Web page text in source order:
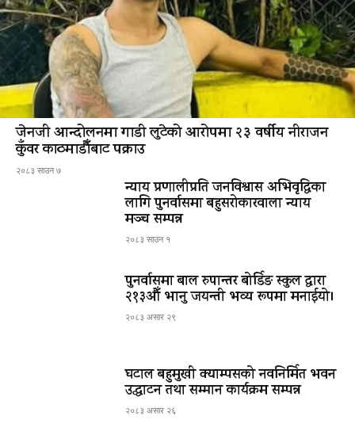
जेनजी आन्दोलनमा गाडी लुटेको आरोपमा २३ वर्षीय नीराजन
कुँवर काठमाडौँबाट पक्राउ
२०८३ साउन ७
न्याय प्रणालीप्रति जनविश्वास अभिवृद्धिका
लागि पुनर्वासमा बहुसरोकारवाला न्याय
मञ्च सम्पन्न
२०८३ साउन १
पुनर्वासमा बाल रुपान्तर बोर्डिङ स्कुल द्धारा
२१३औँ भानु जयन्ती भव्य रूपमा मनाईयो।
२०८३ असार २९
घटाल बहुमुखी क्याम्पसको नवनिर्मित भवन
उद्घाटन तथा सम्मान कार्यक्रम सम्पन्न
२०८३ असार २६